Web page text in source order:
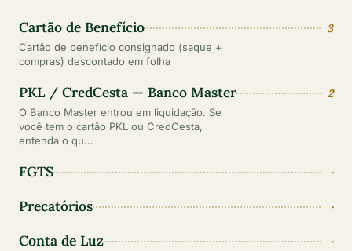
Cartão de Benefício 3
Cartão de benefício consignado (saque +
compras) descontado em folha
PKL / CredCesta — Banco Master 2
O Banco Master entrou em liquidação. Se
você tem o cartão PKL ou CredCesta,
entenda o qu…
FGTS ·
Precatórios ·
Conta de Luz ·